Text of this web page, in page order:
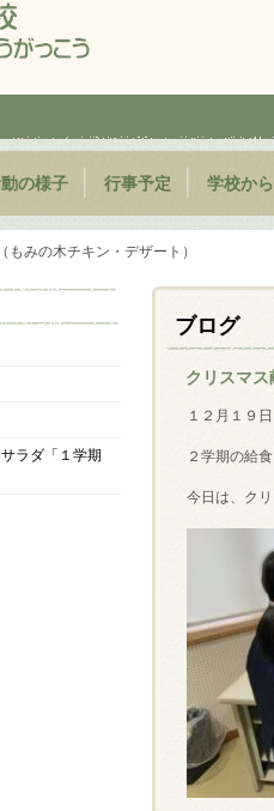
の様子 行事予定 学校か
もみの木チキン・デザート）
ブログ
クリスマス
１２月１９日
２学期の給
今日は、クリ
ラダ「１学期